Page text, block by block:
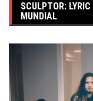
SCULPTOR:
MUNDIAL